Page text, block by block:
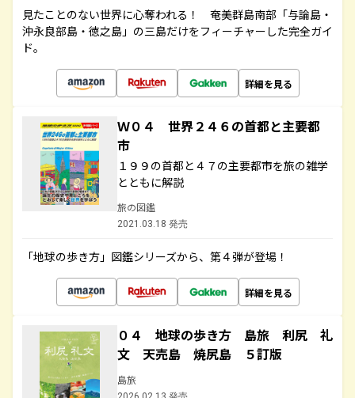
見たことのない世界に心奪われる！ 奄美群島南部「与論島・
沖永良部島・徳之島」の三島だけをフィーチャーした完全ガイ
ド。
詳細を見る
Ｗ０４ 世界２４６の首都と主要都
市
１９９の首都と４７の主要都市を旅の雑学
とともに解説
旅の図鑑
2021.03.18 発売
「地球の歩き方」図鑑シリーズから、第４弾が登場！
詳細を見る
０４ 地球の歩き方 島旅 利尻 礼
文 天売島 焼尻島 ５訂版
島旅